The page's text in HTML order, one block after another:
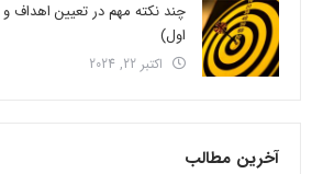
چند نکته مهم در تعیین
اول)
اکتبر 22, 2024
آخرین مطالب